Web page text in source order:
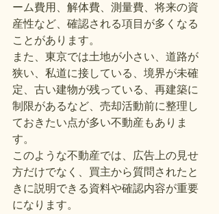
ーム費用、解体費、測量費、将来の資
産性など、確認される項目が多くなる
ことがあります。
また、東京では土地が小さい、道路が
狭い、私道に接している、境界が未確
定、古い建物が残っている、再建築に
制限があるなど、売却活動前に整理し
ておきたい点が多い不動産もありま
す。
このような不動産では、広告上の見せ
方だけでなく、買主から質問されたと
きに説明できる資料や確認内容が重要
になります。